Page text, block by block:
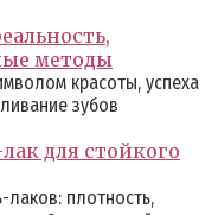
методы
красоты, успеха
зубов
для стойкого
лаков: плотность,